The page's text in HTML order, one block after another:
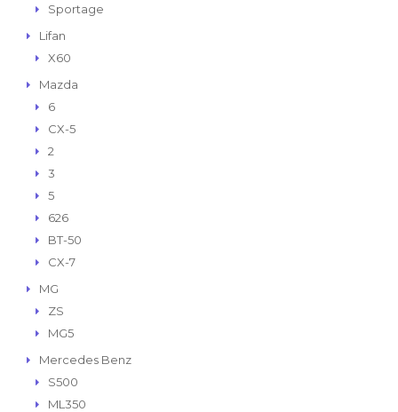
Sportage
Lifan
X60
Mazda
6
CX-5
2
3
5
626
BT-50
CX-7
MG
ZS
MG5
Mercedes Benz
S500
ML350